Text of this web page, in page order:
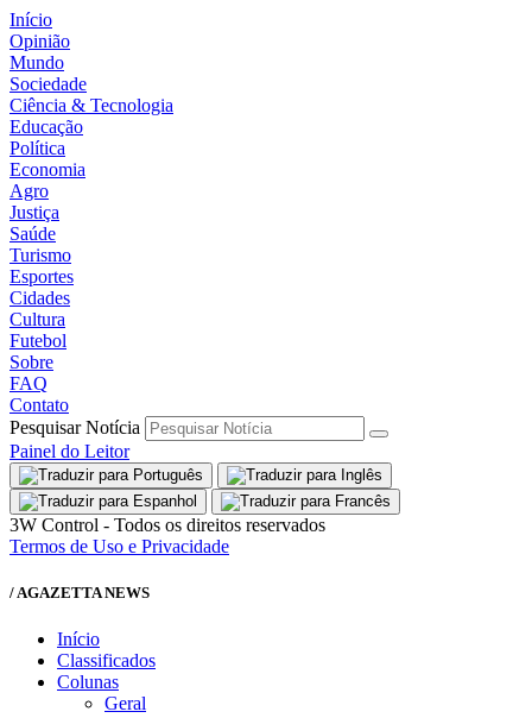
Início
Opinião
Mundo
Sociedade
Ciência & Tecnologia
Educação
Política
Economia
Agro
Justiça
Saúde
Turismo
Esportes
Cidades
Cultura
Futebol
Sobre
FAQ
Contato
Pesquisar Notícia
Painel do Leitor
3W Control - Todos os direitos reservados
Termos de Uso e Privacidade
/ AGAZETTA NEWS
Início
Classificados
Colunas
Geral